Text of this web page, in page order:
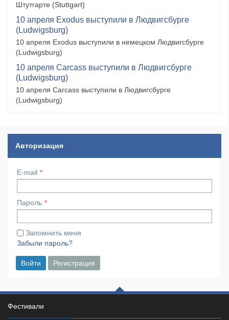
Штутгарте (Stuttgart)
10 апреля Exodus выступили в Людвигсбурге
(Ludwigsburg)
10 апреля Exodus выступили в немецком Людвигсбурге
(Ludwigsburg)
10 апреля Carcass выступили в Людвигсбурге
(Ludwigsburg)
10 апреля Carcass выступили в Людвигсбурге
(Ludwigsburg)
Авторизация
E-mail
Пароль
Запомнить меня
Забыли пароль?
Войти Регистрация
Фестивали